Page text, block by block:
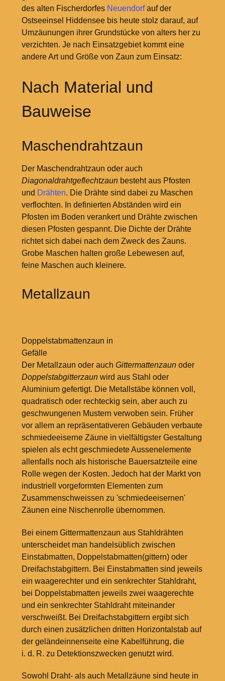
des alten Fischerdorfes Neuendorfauf der
Ostseeinsel Hiddensee bis heute stolz darauf, auf
Umzäunungen ihrer Grundstücke von alters her zu
verzichten. Je nach Einsatzgebiet kommt eine
andere Art und Größe von Zaun zum Einsatz:
Nach Material und
Bauweise
Maschendrahtzaun
Der Maschendrahtzaun oder auch
Diagonaldrahtgeflechtzaunbesteht aus Pfosten
und Drähten. Die Drähte sind dabei zu Maschen
verflochten. In definierten Abständen wird ein
Pfosten im Boden verankert und Drähte zwischen
diesen Pfosten gespannt. Die Dichte der Drähte
richtet sich dabei nach dem Zweck des Zauns.
Grobe Maschen halten große Lebewesen auf,
feine Maschen auch kleinere.
Metallzaun
Doppelstabmattenzaun in
Gefälle
Der Metallzaun oder auch Gittermattenzaunoder
Doppelstabgitterzaunwird aus Stahl oder
Aluminium gefertigt. Die Metallstäbe können voll,
quadratisch oder rechteckig sein, aber auch zu
geschwungenen Mustern verwoben sein. Früher
vor allem an repräsentativeren Gebäuden verbaute
schmiedeeiserne Zäune in vielfältigster Gestaltung
spielen als echt geschmiedete Aussenelemente
allenfalls noch als historische Bauersatzteile eine
Rolle wegen der Kosten. Jedoch hat der Markt von
industriell vorgeformten Elementen zum
Zusammenschweissen zu 'schmiedeeisernen'
Zäunen eine Nischenrolle übernommen.
Bei einem Gittermattenzaun aus Stahldrähten
unterscheidet man handelsüblich zwischen
Einstabmatten, Doppelstabmatten(gittern) oder
Dreifachstabgittern. Bei Einstabmatten sind jeweils
ein waagerechter und ein senkrechter Stahldraht,
bei Doppelstabmatten jeweils zwei waagerechte
und ein senkrechter Stahldraht miteinander
verschweißt. Bei Dreifachstabgittern ergibt sich
durch einen zusätzlichen dritten Horizontalstab auf
der geländeinnenseite eine Kabelführung, die
i. d. R. zu Detektionszwecken genutzt wird.
Sowohl Draht- als auch Metallzäune sind heute in